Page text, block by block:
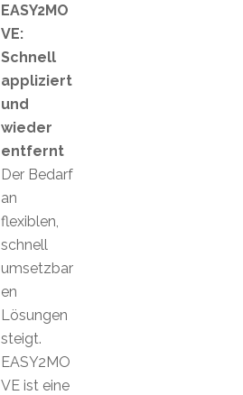
EASY2MO
VE:
Schnell
appliziert
und
wieder
entfernt
Der Bedarf
an
flexiblen,
schnell
umsetzbar
en
Lösungen
steigt.
EASY2MO
VE ist eine